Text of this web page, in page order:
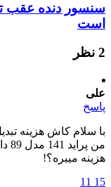
سنسور دنده عقب
است
‫2 نظر
علی
پاسخ
با سلام کاش هزینه
هزینه میبره؟!
15
11